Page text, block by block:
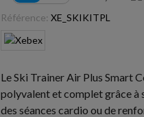
Référence: XE_SKIKITPL
Le Ski Trainer Air Plus Smart
polyvalent et complet grâce à
des séances cardio ou de